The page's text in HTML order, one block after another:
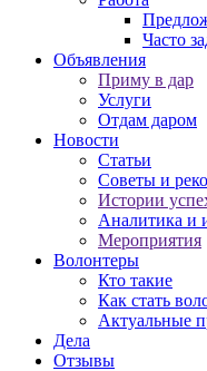
Часто
Объявления
Приму в дар
Услуги
Отдам даром
Новости
Статьи
Советы и
Истории
Аналитика и
Мероприятия
Волонтеры
Кто такие
Как стать
Актуальные
Дела
Отзывы